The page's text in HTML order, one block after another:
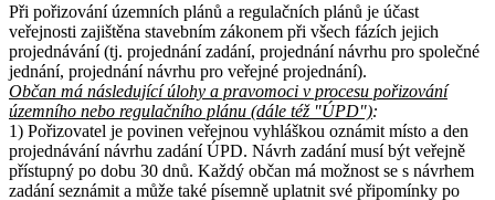
Při pořizování územních plánů a regulačních plánů je účast
veřejnosti zajištěna stavebním zákonem při všech fázích jejich
projednávání (tj. projednání zadání, projednání návrhu pro společné
jednání, projednání návrhu pro veřejné projednání).
Občan má následující úlohy a pravomoci v procesu pořizování
územního nebo regulačního plánu (dále též "ÚPD"):
1) Pořizovatel je povinen veřejnou vyhláškou oznámit místo a den
projednávání návrhu zadání ÚPD. Návrh zadání musí být veřejně
přístupný po dobu 30 dnů. Každý občan má možnost se s návrhem
zadání seznámit a může také písemně uplatnit své připomínky po